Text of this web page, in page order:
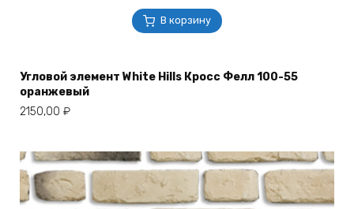
В корзину
Угловой элемент White Hills Кросс Фелл 100-55
оранжевый
2150,00 ₽